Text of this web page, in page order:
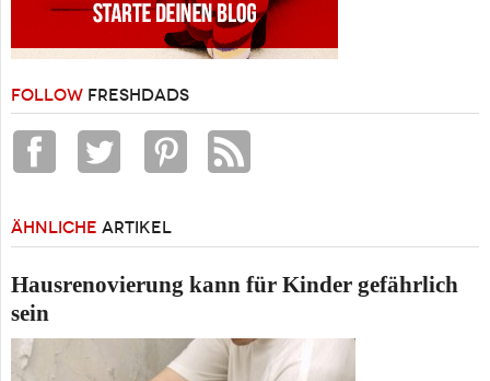
FOLLOW FRESHDADS
ÄHNLICHE ARTIKEL
Hausrenovierung kann für Kinder gefährlich
sein